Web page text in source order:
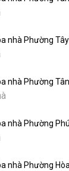
nhà Phường
nhà Phường
nhà Phường
nhà Phường